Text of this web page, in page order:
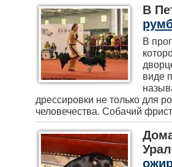
В
В
виде
дрессировки не только для
человечества. Собачий